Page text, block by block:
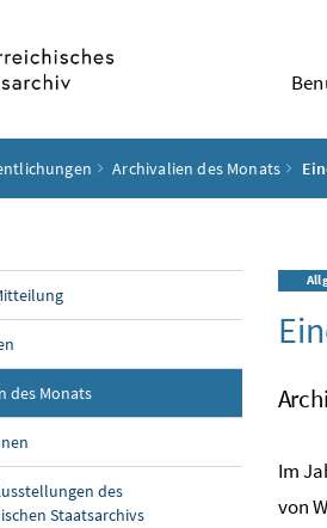
Archivalien des Monats
des Monats(aktuelle Seite)
des
Staatsarchivs
Im
von